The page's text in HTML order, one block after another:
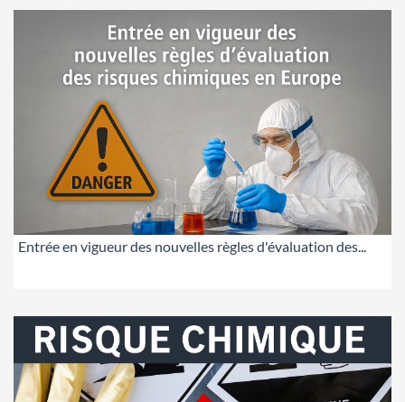
Entrée en vigueur des nouvelles règles d'évaluation des...